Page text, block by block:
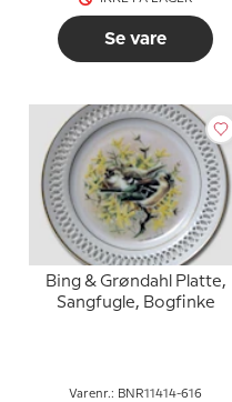
Se vare
Bing & Grøndahl Platte,
Sangfugle, Bogfinke
Varenr.: BNR11414-616